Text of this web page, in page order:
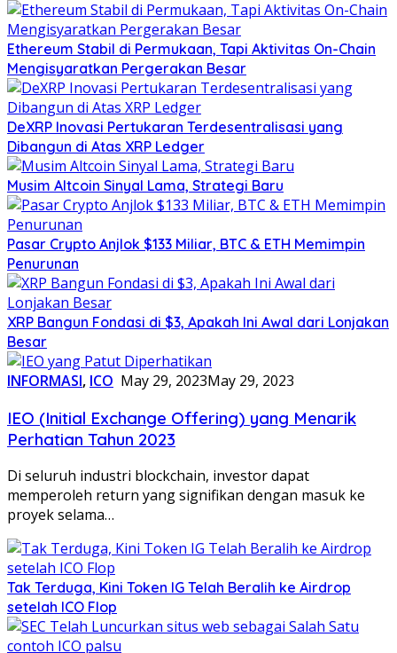
Ethereum Stabil di Permukaan, Tapi Aktivitas On-Chain
Mengisyaratkan Pergerakan Besar
DeXRP Inovasi Pertukaran Terdesentralisasi yang
Dibangun di Atas XRP Ledger
Musim Altcoin Sinyal Lama, Strategi Baru
Pasar Crypto Anjlok $133 Miliar, BTC & ETH Memimpin
Penurunan
XRP Bangun Fondasi di $3, Apakah Ini Awal dari Lonjakan
Besar
INFORMASI, ICO May 29, 2023May 29, 2023
IEO (Initial Exchange Offering) yang Menarik
Perhatian Tahun 2023
Di seluruh industri blockchain, investor dapat
memperoleh return yang signifikan dengan masuk ke
proyek selama…
Tak Terduga, Kini Token IG Telah Beralih ke Airdrop
setelah ICO Flop